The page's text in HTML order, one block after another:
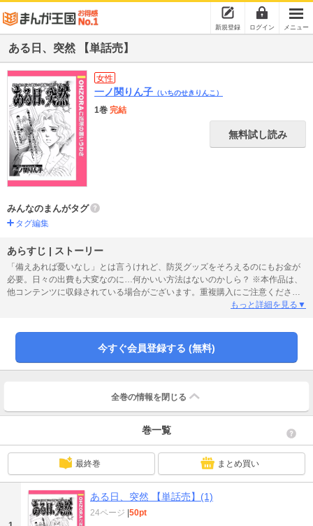
新規登録 ログイン メニュー
ある日、突然 【単話売】
女性
一ノ関りん子 （いちのせきりんこ）
1巻 完結
無料試し読み
みんなのまんがタグ
タグ編集
あらすじ | ストーリー
「備えあれば憂いなし」とは言うけれど、防災グッズをそろえるのにもお金が
必要。日々の出費も大変なのに…何かいい方法はないのかしら？ ※本作品は、
他コンテンツに収録されている場合がございます。重複購入にご注意くださ
もっと詳細を見る▼
今すぐ会員登録する (無料)
全巻の情報を 閉じる
巻一覧
最終巻 まとめ買い
ある日、突然 【単話売】(1)
24ページ 50pt